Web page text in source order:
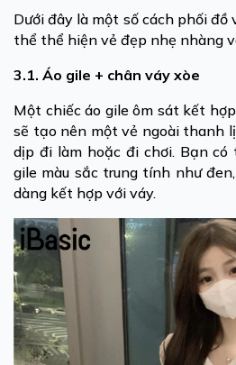
Dưới đây là một số cách phối đồ
thể thể hiện vẻ đẹp nhẹ nhàng
3.1. Áo gile + chân váy xòe
Một chiếc áo gile ôm sát kết
sẽ tạo nên một vẻ ngoài thanh
dịp đi làm hoặc đi chơi. Bạn có
gile màu sắc trung tính như
dàng kết hợp với váy.